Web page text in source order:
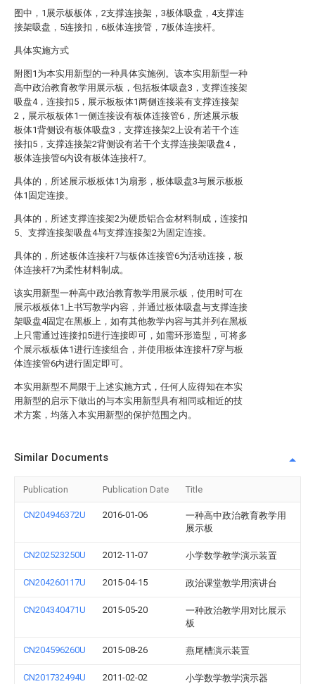
图中，1展示板板体，2支撑连接架，3板体吸盘，4支撑连
接架吸盘，5连接扣，6板体连接管，7板体连接杆。
具体实施方式
附图1为本实用新型的一种具体实施例。该本实用新型一种
高中政治教育教学用展示板，包括板体吸盘3，支撑连接架
吸盘4，连接扣5，展示板板体1两侧连接装有支撑连接架
2，展示板板体1一侧连接设有板体连接管6，所述展示板
板体1背侧设有板体吸盘3，支撑连接架2上设有若干个连
接扣5，支撑连接架2背侧设有若干个支撑连接架吸盘4，
板体连接管6内设有板体连接杆7。
具体的，所述展示板板体1为扇形，板体吸盘3与展示板板
体1固定连接。
具体的，所述支撑连接架2为硬质铝合金材料制成，连接扣
5、支撑连接架吸盘4与支撑连接架2为固定连接。
具体的，所述板体连接杆7与板体连接管6为活动连接，板
体连接杆7为柔性材料制成。
该实用新型一种高中政治教育教学用展示板，使用时可在
展示板板体1上书写教学内容，并通过板体吸盘与支撑连接
架吸盘4固定在黑板上，如有其他教学内容与其并列在黑板
上只需通过连接扣5进行连接即可，如需环形造型，可将多
个展示板板体1进行连接组合，并使用板体连接杆7穿与板
体连接管6内进行固定即可。
本实用新型不局限于上述实施方式，任何人应得知在本实
用新型的启示下做出的与本实用新型具有相同或相近的技
术方案，均落入本实用新型的保护范围之内。
Similar Documents
Publication Publication Date Title
CN204946372U 2016-01-06
一种高中政治教育教学用
展示板
CN202523250U 2012-11-07 小学数学教学演示装置
CN204260117U 2015-04-15 政治课堂教学用演讲台
CN204340471U 2015-05-20
一种政治教学用对比展示
板
CN204596260U 2015-08-26 燕尾槽演示装置
CN201732494U 2011-02-02 小学数学教学演示器